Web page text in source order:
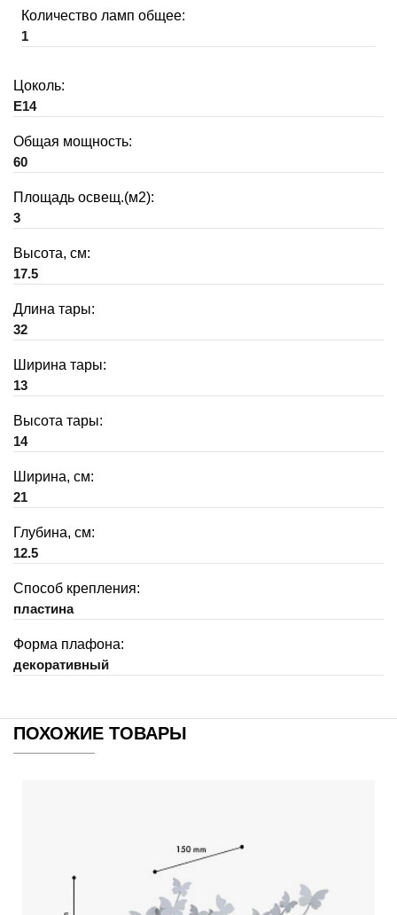
Количество ламп общее:
1
Цоколь:
E14
Общая мощность:
60
Площадь освещ.(м2):
3
Высота, см:
17.5
Длина тары:
32
Ширина тары:
13
Высота тары:
14
Ширина, см:
21
Глубина, см:
12.5
Способ крепления:
пластина
Форма плафона:
декоративный
ПОХОЖИЕ ТОВАРЫ